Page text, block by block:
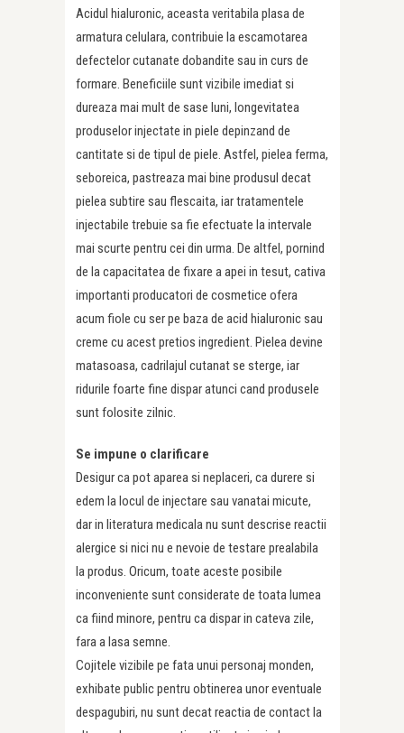
Acidul hialuronic, aceasta veritabila plasa de
armatura celulara, contribuie la escamotarea
defectelor cutanate dobandite sau in curs de
formare. Beneficiile sunt vizibile imediat si
dureaza mai mult de sase luni, longevitatea
produselor injectate in piele depinzand de
cantitate si de tipul de piele. Astfel, pielea ferma,
seboreica, pastreaza mai bine produsul decat
pielea subtire sau flescaita, iar tratamentele
injectabile trebuie sa fie efectuate la intervale
mai scurte pentru cei din urma. De altfel, pornind
de la capacitatea de fixare a apei in tesut, cativa
importanti producatori de cosmetice ofera
acum fiole cu ser pe baza de acid hialuronic sau
creme cu acest pretios ingredient. Pielea devine
matasoasa, cadrilajul cutanat se sterge, iar
ridurile foarte fine dispar atunci cand produsele
sunt folosite zilnic.
Se impune o clarificare
Desigur ca pot aparea si neplaceri, ca durere si
edem la locul de injectare sau vanatai micute,
dar in lite­ratura medicala nu sunt descrise reactii
alergice si nici nu e nevoie de testare prealabila
la produs. Oricum, toate aceste posibile
inconveniente sunt considerate de toata lumea
ca fiind minore, pentru ca dispar in cateva zile,
fara a lasa semne.
Cojitele vizibile pe fata unui personaj monden,
exhibate public pentru obtinerea unor eventuale
despagubiri, nu sunt decat reactia de contact la